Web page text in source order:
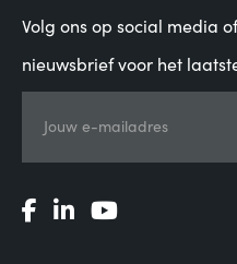
Volg ons op social media
nieuwsbrief voor het
Jouw e-mailadres